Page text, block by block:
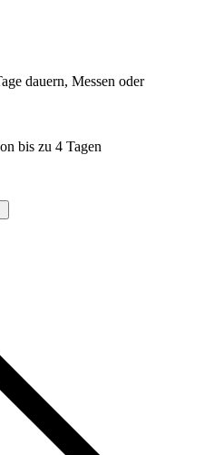
dauern, Messen oder
bis zu 4 Tagen